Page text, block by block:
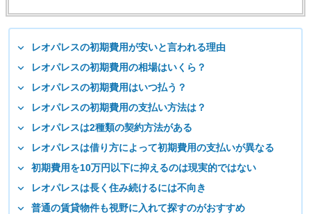
レオパレスの初期費用が安いと言われる理由
レオパレスの初期費用の相場はいくら？
レオパレスの初期費用はいつ払う？
レオパレスの初期費用の支払い方法は？
レオパレスは2種類の契約方法がある
レオパレスは借り方によって初期費用の支払いが異なる
初期費用を10万円以下に抑えるのは現実的ではない
レオパレスは長く住み続けるには不向き
普通の賃貸物件も視野に入れて探すのがおすすめ